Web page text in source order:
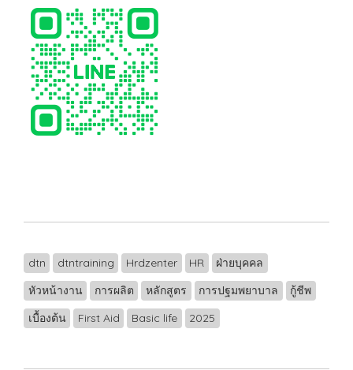
dtn dtntraining Hrdzenter HR
ฝ่ายบุคคล
หัวหน้างาน
การผลิต หลักสูตร การปฐมพยาบาล
กู้ชีพ
เบื้องต้น
First Aid Basic life 2025